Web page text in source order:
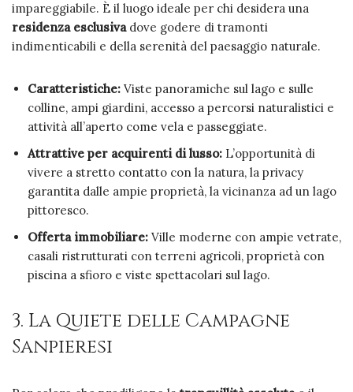
impareggiabile. È il luogo ideale per chi desidera una
residenza esclusivadove godere di tramonti
indimenticabili e della serenità del paesaggio naturale.
Caratteristiche: Viste panoramiche sul lago e sulle
colline, ampi giardini, accesso a percorsi naturalistici e
attività all’aperto come vela e passeggiate.
Attrattive per acquirenti di lusso: L’opportunità di
vivere a stretto contatto con la natura, la privacy
garantita dalle ampie proprietà, la vicinanza ad un lago
pittoresco.
Offerta immobiliare: Ville moderne con ampie vetrate,
casali ristrutturati con terreni agricoli, proprietà con
piscina a sfioro e viste spettacolari sul lago.
3. La Quiete delle Campagne
Sanpieresi